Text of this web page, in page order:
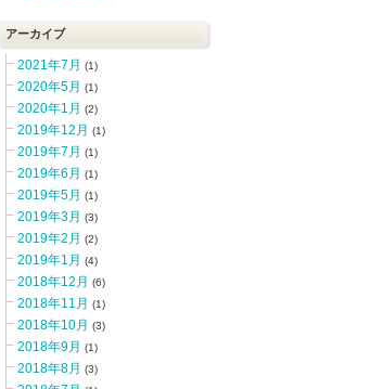
アーカイブ
2021年7月 (1)
2020年5月 (1)
2020年1月 (2)
2019年12月 (1)
2019年7月 (1)
2019年6月 (1)
2019年5月 (1)
2019年3月 (3)
2019年2月 (2)
2019年1月 (4)
2018年12月 (6)
2018年11月 (1)
2018年10月 (3)
2018年9月 (1)
2018年8月 (3)